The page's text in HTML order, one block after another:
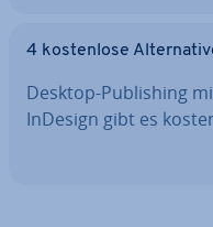
4 kos­ten­lo­se
Desktop-Pu­bli­shing
InDesign gibt es